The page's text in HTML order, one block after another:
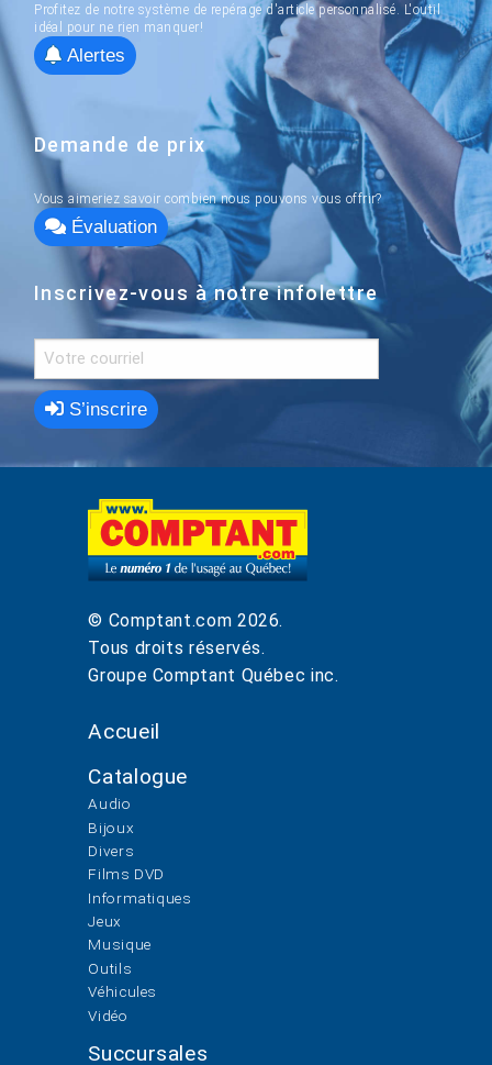
Profitez de notre système de repérage d'article personnalisé. L'outil
idéal pour ne rien manquer!
Alertes
Demande de prix
Vous aimeriez savoir combien nous pouvons vous offrir?
Évaluation
Inscrivez-vous à notre infolettre
S’inscrire
© Comptant.com 2026.
Tous droits réservés.
Groupe Comptant Québec inc.
Accueil
Catalogue
Audio
Bijoux
Divers
Films DVD
Informatiques
Jeux
Musique
Outils
Véhicules
Vidéo
Succursales